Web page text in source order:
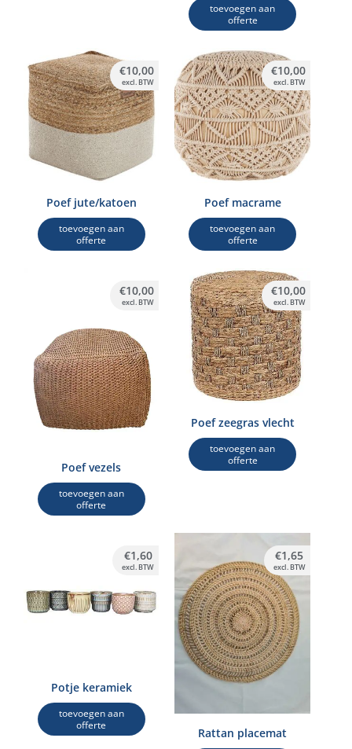
toevoegen aan
offerte
Poef jute/katoen
toevoegen aan
offerte
€10,00
excl. BTW
Poef macrame
toevoegen aan
offerte
€10,00
excl. BTW
Poef vezels
toevoegen aan
offerte
€10,00
excl. BTW
Poef zeegras vlecht
toevoegen aan
offerte
€10,00
excl. BTW
Potje keramiek
toevoegen aan
offerte
€1,60
excl. BTW
Rattan placemat
€1,65
excl. BTW